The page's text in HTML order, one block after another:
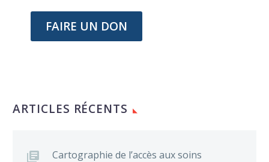
FAIRE UN DON
ARTICLES RÉCENTS
Cartographie de l’accès aux soins